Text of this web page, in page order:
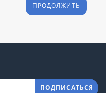
ПРОДОЛЖИТЬ
ПОДПИСАТЬСЯ